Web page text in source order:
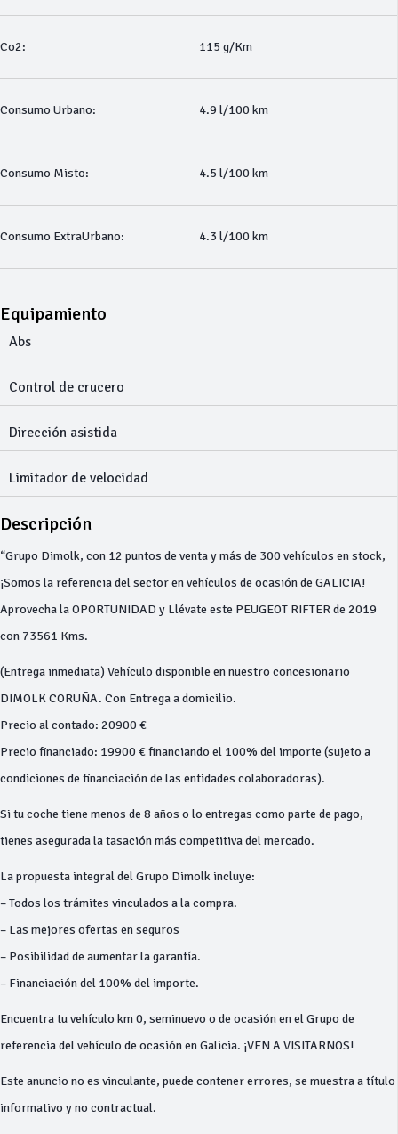
Co2: 115 g/Km
Consumo Urbano: 4.9 l/100 km
Consumo Misto: 4.5 l/100 km
Consumo ExtraUrbano: 4.3 l/100 km
Equipamiento
Abs
Control de crucero
Dirección asistida
Limitador de velocidad
Descripción
“Grupo Dimolk, con 12 puntos de venta y más de 300 vehículos en stock,
¡Somos la referencia del sector en vehículos de ocasión de GALICIA!
Aprovecha la OPORTUNIDAD y Llévate este PEUGEOT RIFTER de 2019
con 73561 Kms.
(Entrega inmediata) Vehículo disponible en nuestro concesionario
DIMOLK CORUÑA. Con Entrega a domicilio.
Precio al contado: 20900 €
Precio financiado: 19900 € financiando el 100% del importe (sujeto a
condiciones de financiación de las entidades colaboradoras).
Si tu coche tiene menos de 8 años o lo entregas como parte de pago,
tienes asegurada la tasación más competitiva del mercado.
La propuesta integral del Grupo Dimolk incluye:
– Todos los trámites vinculados a la compra.
– Las mejores ofertas en seguros
– Posibilidad de aumentar la garantía.
– Financiación del 100% del importe.
Encuentra tu vehículo km 0, seminuevo o de ocasión en el Grupo de
referencia del vehículo de ocasión en Galicia. ¡VEN A VISITARNOS!
Este anuncio no es vinculante, puede contener errores, se muestra a título
informativo y no contractual.